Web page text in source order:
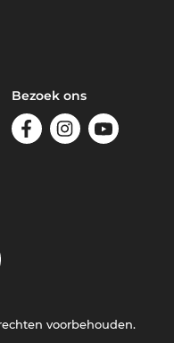
Bezoek ons
voorbehouden.